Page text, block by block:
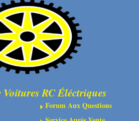
RC Éléctriques
E Forum Aux Questions